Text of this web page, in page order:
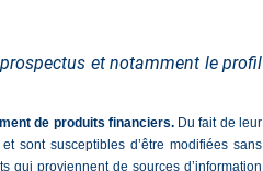
et notamment le profil
de produits financiers.Du fait de leur
sont susceptibles d’être modifiées sans
qui proviennent de sources d’information